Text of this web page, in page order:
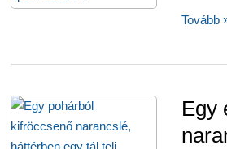
Téli
a
banán
Tovább
Egy